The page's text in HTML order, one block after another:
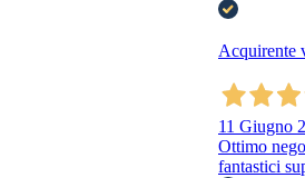
Acquirente
11 Giugno
Ottimo
fantastici